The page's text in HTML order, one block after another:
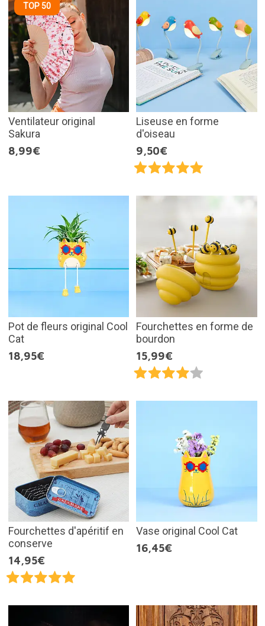
TOP 50
Ventilateur original
Sakura
8,99€
Liseuse en forme
d'oiseau
9,50€
Pot de fleurs original Cool
Cat
18,95€
Fourchettes en forme de
bourdon
15,99€
Fourchettes d'apéritif en
conserve
14,95€
Vase original Cool Cat
16,45€